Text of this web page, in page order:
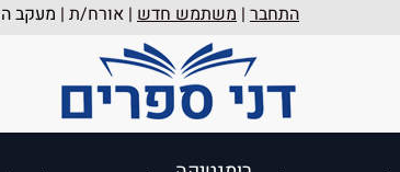
התחבר | משתמש חדש | אורח/ת | מעקב